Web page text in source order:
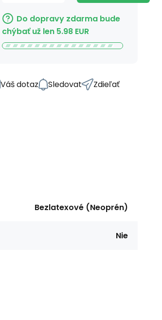
Do dopravy zdarma bude
chýbať už len 5.98 EUR
Váš dotaz Sledovat Zdieľať
Bezlatexové (Neoprén)
Nie